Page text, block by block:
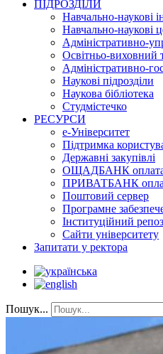
ПІДРОЗДІЛИ
Навчально-наукові
Навчально-наукові
Адміністративно-
Освітньо-виховний
Адміністративно-
Наукові підрозділи
Наукова бібліотека
Студмістечко
РЕСУРСИ
е-Університет
Підтримка
Державні закупівлі
ОЩАДБАНК
ПРИВАТБАНК
Поштовий сервер
Програмне
Інституційний
Сайти університету
Запитати у ректора
Пошук...